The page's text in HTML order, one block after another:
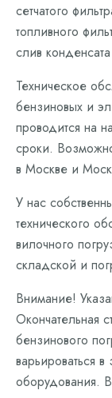
сетчатого
топливного
слив
Техническое
бензиновых и
проводится на
сроки.
в Москве и
У нас
технического
вилочного
складской и
Внимание!
Окончательная
бензинового
варьироваться в
оборудования.